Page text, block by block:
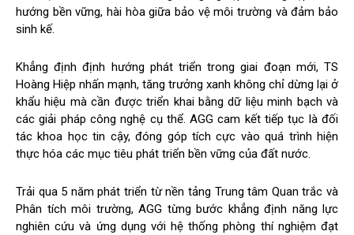
hướng bền vững, hài hòa giữa bảo vệ môi trường và đảm bảo
sinh kế.
Khẳng định định hướng phát triển trong giai đoạn mới, TS
Hoàng Hiệp nhấn mạnh, tăng trưởng xanh không chỉ dừng lại ở
khẩu hiệu mà cần được triển khai bằng dữ liệu minh bạch và
các giải pháp công nghệ cụ thể. AGG cam kết tiếp tục là đối
tác khoa học tin cậy, đóng góp tích cực vào quá trình hiện
thực hóa các mục tiêu phát triển bền vững của đất nước.
Trải qua 5 năm phát triển từ nền tảng Trung tâm Quan trắc và
Phân tích môi trường, AGG từng bước khẳng định năng lực
nghiên cứu và ứng dụng với hệ thống phòng thí nghiệm đạt